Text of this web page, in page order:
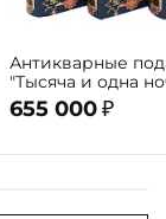
Антикварные
"Тысяча и одна
сказки
Шехеразады"( в
655 000 ₽